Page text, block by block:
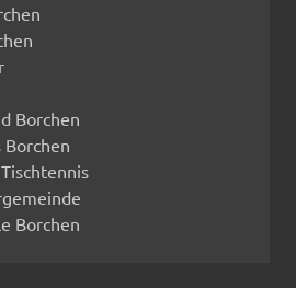
Borchen
Borchen
Borchen